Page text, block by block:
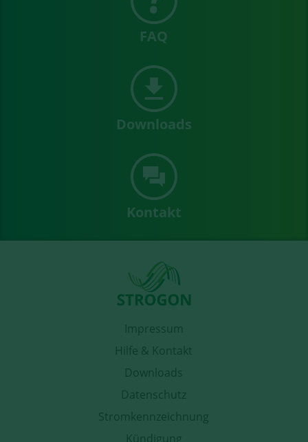
FAQ
Downloads
Kontakt
Impressum
Hilfe & Kontakt
Downloads
Datenschutz
Stromkennzeichnung
Kündigung